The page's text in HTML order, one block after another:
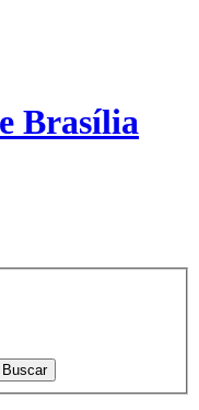
Brasília
Buscar